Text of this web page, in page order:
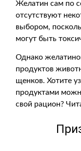
Желатин сам по
отсутствуют
выбором,
могут быть
Однако
продуктов
щенков. Хотите
продуктами
свой рацион?